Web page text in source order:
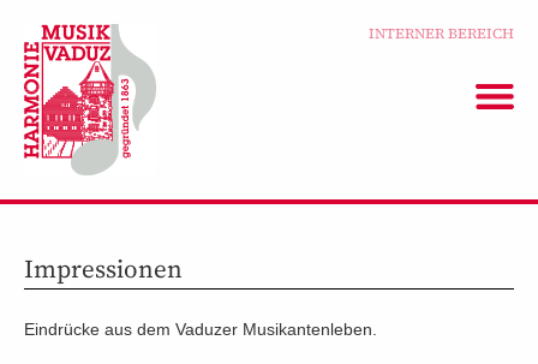
INTERNER BEREICH
Impressionen
Eindrücke aus dem Vaduzer Musikantenleben.